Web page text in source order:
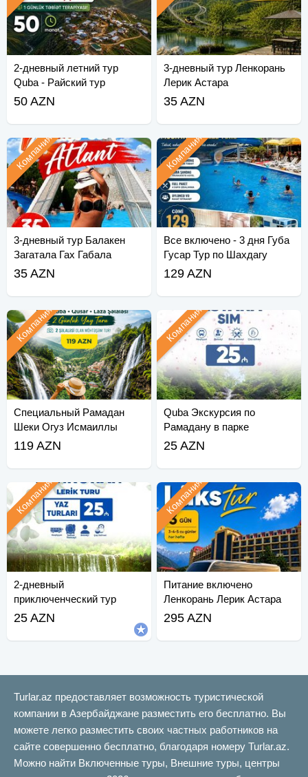
2-дневный летний тур
Quba - Райский тур
50 AZN
3-дневный тур Ленкорань
Лерик Астара
35 AZN
3-дневный тур Балакен
Загатала Гах Габала
Компания
35 AZN
Все включено - 3 дня Губа
Гусар Тур по Шахдагу
Компания
129 AZN
Специальный Рамадан
Шеки Огуз Исмаиллы
Габала тур
Компания
119 AZN
Quba Экскурсия по
Рамадану в парке
Adventure Lake
Компания
25 AZN
2-дневный
приключенческий тур
Рамадан Quba
Компания
25 AZN
Питание включено
Ленкорань Лерик Астара
тур
Компания
295 AZN
Turlar.az предоставляет возможность туристической
компании в Азербайджане разместить его бесплатно. Вы
можете легко разместить своих частных работников на
сайте совершенно бесплатно, благодаря номеру Turlar.az.
Можно найти Включенные туры, Внешние туры, центры